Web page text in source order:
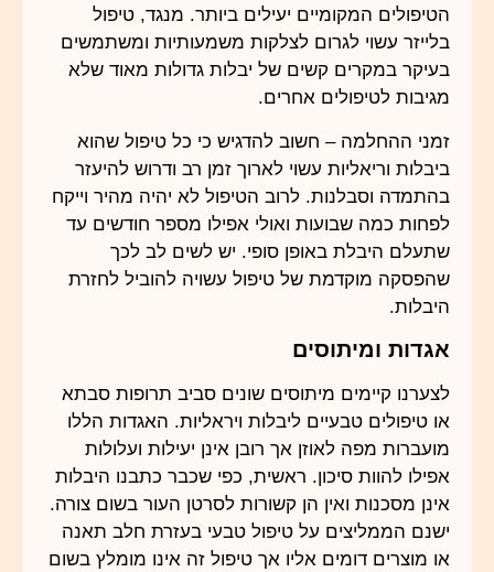
הטיפולים המקומיים יעילים ביותר. מנגד, טיפול
בלייזר עשוי לגרום לצלקות משמעותיות ומשתמשים
בעיקר במקרים קשים של יבלות גדולות מאוד שלא
מגיבות לטיפולים אחרים.
זמני ההחלמה – חשוב להדגיש כי כל טיפול שהוא
ביבלות וריאליות עשוי לארוך זמן רב ודרוש להיעזר
בהתמדה וסבלנות. לרוב הטיפול לא יהיה מהיר וייקח
לפחות כמה שבועות ואולי אפילו מספר חודשים עד
שתעלם היבלת באופן סופי. יש לשים לב לכך
שהפסקה מוקדמת של טיפול עשויה להוביל לחזרת
היבלות.
אגדות ומיתוסים
לצערנו קיימים מיתוסים שונים סביב תרופות סבתא
או טיפולים טבעיים ליבלות ויראליות. האגדות הללו
מועברות מפה לאוזן אך רובן אינן יעילות ועלולות
אפילו להוות סיכון. ראשית, כפי שכבר כתבנו היבלות
אינן מסכנות ואין הן קשורות לסרטן העור בשום צורה.
ישנם הממליצים על טיפול טבעי בעזרת חלב תאנה
או מוצרים דומים אליו אך טיפול זה אינו מומלץ בשום